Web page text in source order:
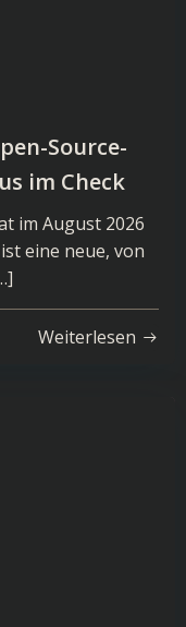
Source-
im Check
im August 2026
eine neue, von
Weiterlesen